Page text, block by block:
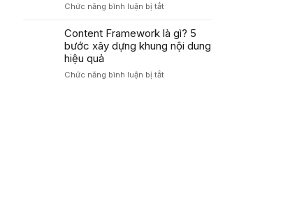
Lệ
Đổi
Cao
công
AIDA
tối
lệ
Chức năng bình luận bị tắtở
là
gì?
Vai
&
Content Framework là gì? 5
bước xây dựng khung nội dung
hiệu quả
Chức năng bình luận bị tắtở